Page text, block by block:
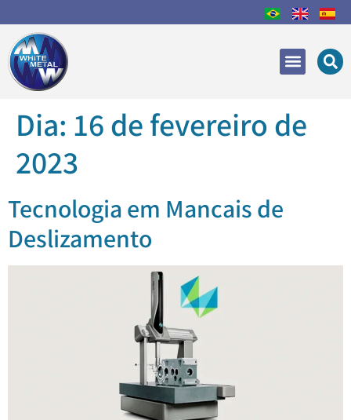
Dia: 16 de fevereiro de
2023
Tecnologia em Mancais de
Deslizamento